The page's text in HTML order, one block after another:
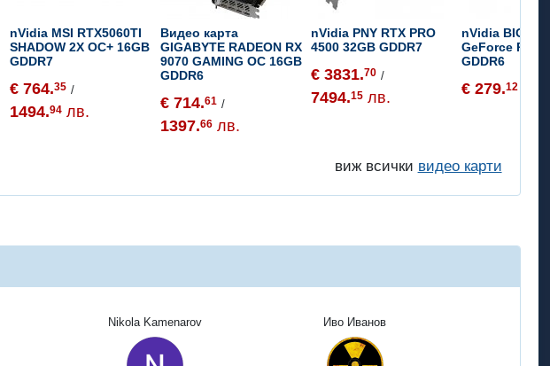
nVidia MSI RTX5060TI
SHADOW 2X OC+ 16GB
GDDR7
€ 764.35 /
1494.94 лв.
Видео карта
GIGABYTE RADEON RX
9070 GAMING OC 16GB
GDDR6
€ 714.61 /
1397.66 лв.
nVidia PNY RTX PRO
4500 32GB GDDR7
€ 3831.70 /
7494.15 лв.
nVidia
GeForce RTX
GDDR6
€ 279.12
виж всички видео карти
Nikola Kamenarov Иво Иванов